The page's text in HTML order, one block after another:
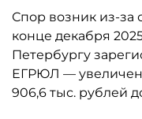
Спор возник из-
конце декабря
Петербургу
ЕГРЮЛ —
906,6 тыс. рублей